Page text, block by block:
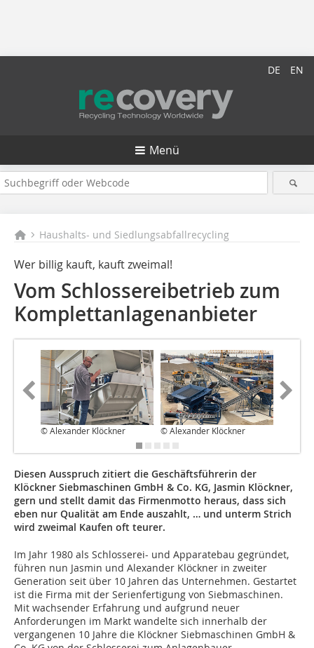
DE EN
Menü
Haushalts- und Siedlungsabfallrecycling
Wer billig kauft, kauft zweimal!
Vom Schlossereibetrieb zum
Komplettanlagenanbieter
© Alexander Klöckner © Alexander Klöckner
Diesen Ausspruch zitiert die Geschäftsführerin der
Klöckner Siebmaschinen GmbH & Co. KG, Jasmin Klöckner,
gern und stellt damit das Firmenmotto heraus, dass sich
eben nur Qualität am Ende auszahlt, … und unterm Strich
wird zweimal Kaufen oft teurer.
Im Jahr 1980 als Schlosserei- und Apparatebau gegründet,
führen nun Jasmin und Alexander Klöckner in zweiter
Generation seit über 10 Jahren das Unternehmen. Gestartet
ist die Firma mit der Serienfertigung von Siebmaschinen.
Mit wachsender Erfahrung und aufgrund neuer
Anforderungen im Markt wandelte sich innerhalb der
vergangenen 10 Jahre die Klöckner Siebmaschinen GmbH &